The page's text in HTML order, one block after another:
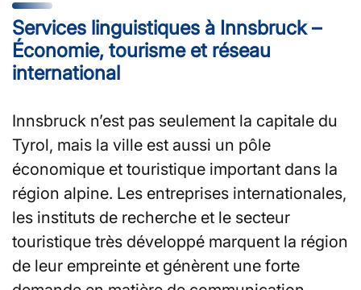
Services linguistiques à Innsbruck –
Économie, tourisme et réseau
international
Innsbruck n’est pas seulement la capitale du
Tyrol, mais la ville est aussi un pôle
économique et touristique important dans la
région alpine. Les entreprises internationales,
les instituts de recherche et le secteur
touristique très développé marquent la région
de leur empreinte et génèrent une forte